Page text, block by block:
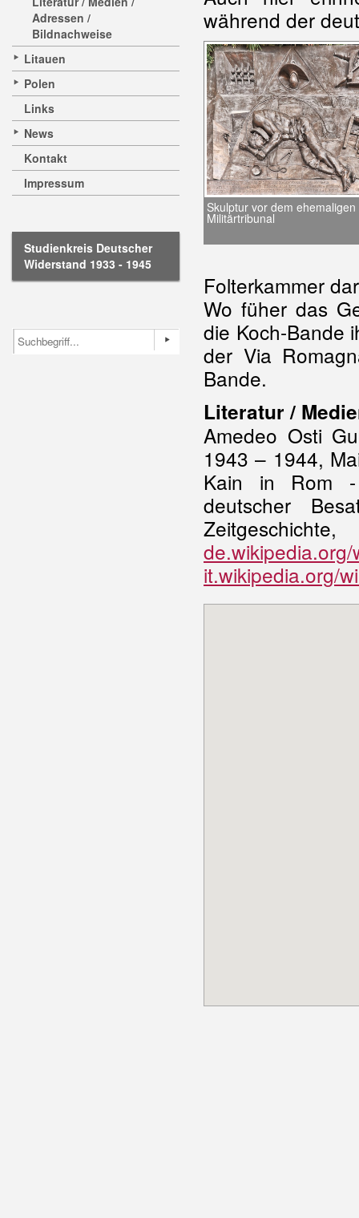
Adressen /
Bildnachweise
Litauen
Polen
Links
News
Kontakt
Impressum
Studienkreis Deutscher
Widerstand 1933 - 1945
während der
Skulptur vor dem ehemaligen
Militärtribunal
Folterkammer
Wo füher das
die Koch-Bande
der Via
Bande.
Literatur /
Amedeo Osti
1943 – 1944,
Kain in Rom -
deutscher
it.wikipedia.org/